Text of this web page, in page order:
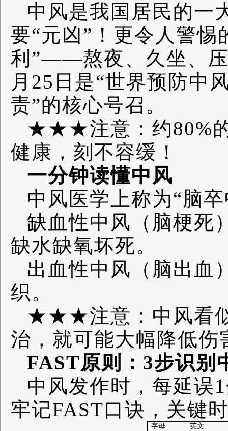
中风是我国居民的一
要“元凶”！更令人警
利”——熬夜、久坐、压
月25日是“世界预防中
责”的核心号召。
★★★注意：约80%的
健康，刻不容缓！
一分钟读懂中风
中风医学上称为“脑
缺血性中风（脑梗死
缺水缺氧坏死。
出血性中风（脑出血
织。
★★★注意：中风看似
治，就可能大幅降低伤
FAST原则：3步识别
中风发作时，每延误
牢记FAST口诀，关键
字母 英文